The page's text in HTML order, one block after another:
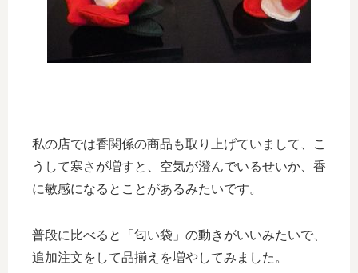
私の店では香関係の商品も取り上げていまして、こ
うして寒さが増すと、空気が澄んでいるせいか、香
に敏感になるとことがあるみたいです。
普段に比べると「匂い袋」の動きがいいみたいで、
追加注文をして品揃えを増やしてみました。